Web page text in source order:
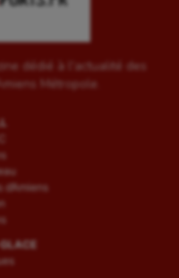
dédié à l'actualité des
Métropole.
d’Amiens